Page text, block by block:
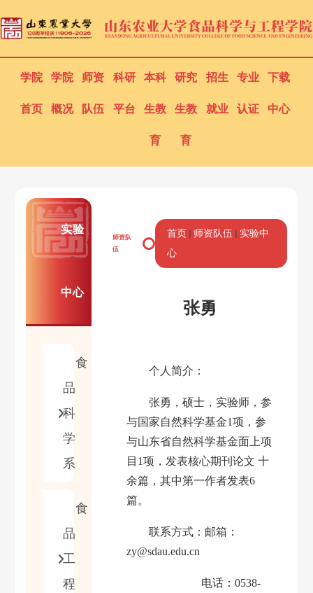
学院
首页
学院
概况
师资
队伍
科研
平台
本科
生教
育
研究
生教
育
招生
就业
专业
认证
下载
中心
实验
中心
食
品
科
学
系
食
品
工
程
师资队
伍
首页 师资队伍
实验中
心
张勇
个人简介：
张勇，硕士，实验师，参
与国家自然科学基金1项，参
与山东省自然科学基金面上项
目 1项，发表核心期刊论文 十
余篇，其中第一作者发表6
篇。
联系方式：邮箱：
zy@sdau.edu.cn
电话： 0538-